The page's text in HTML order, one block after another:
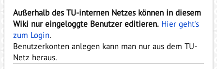
Außerhalb des TU-internen Netzes können in diesem
Wiki nur eingeloggte Benutzer editieren. Hier geht's
zum Login.
Benutzerkonten anlegen kann man nur aus dem TU-
Netz heraus.